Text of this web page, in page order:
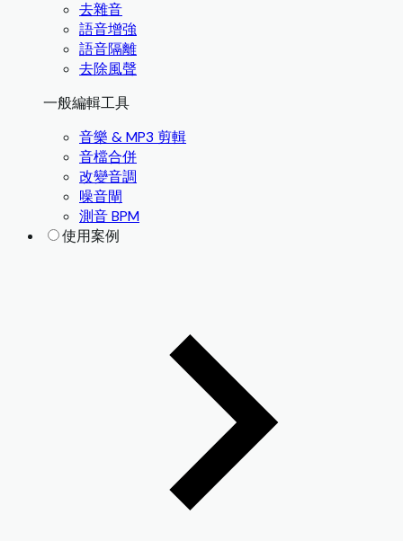
去雜音
語音增強
語音隔離
去除風聲
一般編輯工具
音樂 & MP3 剪輯
音檔合併
改變音調
噪音閘
測音 BPM
使用案例